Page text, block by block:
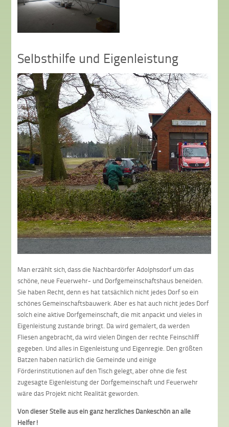
Selbsthilfe und Eigenleistung
Man erzählt sich, dass die Nachbardörfer Adolphsdorf um das
schöne, neue Feuerwehr- und Dorfgemeinschaftshaus beneiden.
Sie haben Recht, denn es hat tatsächlich nicht jedes Dorf so ein
schönes Gemeinschaftsbauwerk. Aber es hat auch nicht jedes Dorf
solch eine aktive Dorfgemeinschaft, die mit anpackt und vieles in
Eigenleistung zustande bringt. Da wird gemalert, da werden
Fliesen angebracht, da wird vielen Dingen der rechte Feinschliff
gegeben. Und alles in Eigenleistung und Eigenregie. Den größten
Batzen haben natürlich die Gemeinde und einige
Förderinstitutionen auf den Tisch gelegt, aber ohne die fest
zugesagte Eigenleistung der Dorfgemeinschaft und Feuerwehr
wäre das Projekt nicht Realität geworden.
Von dieser Stelle aus ein ganz herzliches Dankeschön an alle
Helfer!